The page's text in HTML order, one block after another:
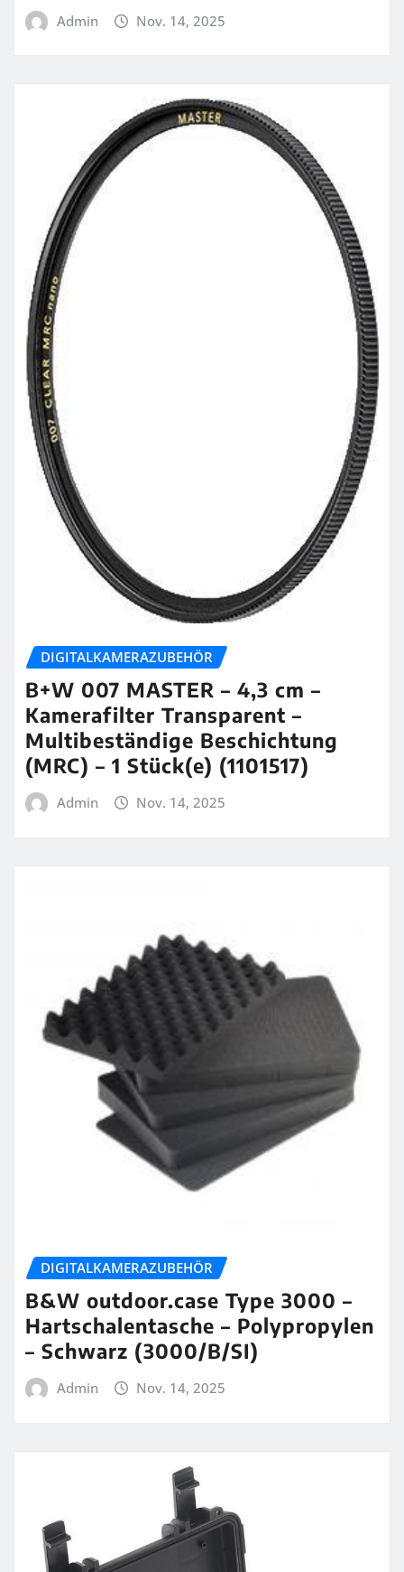
Admin Nov. 14, 2025
DIGITALKAMERAZUBEHÖR
B+W 007 MASTER – 4,3 cm –
Kamerafilter Transparent –
Multibeständige Beschichtung
(MRC) – 1 Stück(e) (1101517)
Admin Nov. 14, 2025
DIGITALKAMERAZUBEHÖR
B&W outdoor.case Type 3000 –
Hartschalentasche – Polypropylen
– Schwarz (3000/B/SI)
Admin Nov. 14, 2025